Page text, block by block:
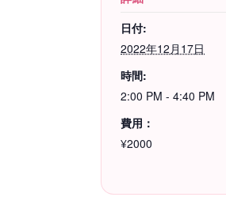
日付:
2022年12月17日
時間:
2:00 PM - 4:40 PM
費用：
¥2000